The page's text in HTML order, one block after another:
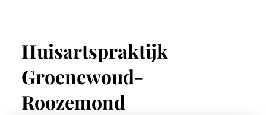
Huisartspraktijk
Groenewoud-
Roozemond